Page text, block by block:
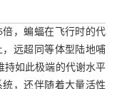
倍，蝙蝠在飞行时的代
远超同等体型陆地哺
持如此极端的代谢水平
，还伴随着大量活性